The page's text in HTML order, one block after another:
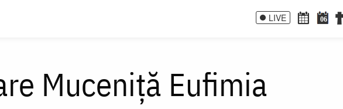
LIVE 06
Muceniță Eufimia